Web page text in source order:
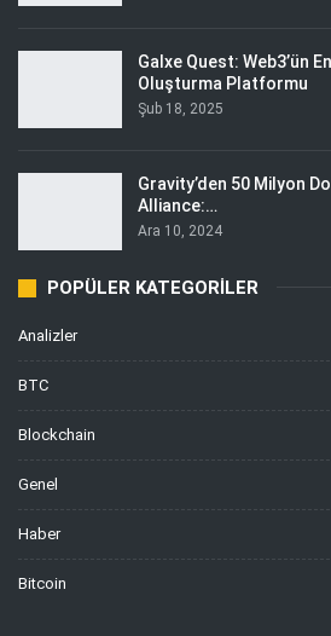
Galxe Quest: Web3’ün
Oluşturma Platformu
Şub 18, 2025
Gravity’den 50 Milyon
Alliance:…
Ara 10, 2024
POPÜLER KATEGORILER
Analizler
BTC
Blockchain
Genel
Haber
Bitcoin